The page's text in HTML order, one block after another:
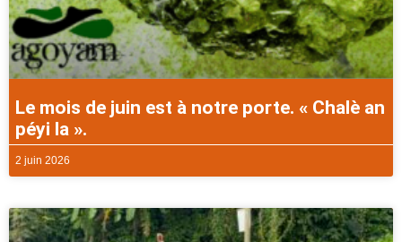
Le mois de juin est à notre porte. « Chalè an
péyi la ».
2 juin 2026